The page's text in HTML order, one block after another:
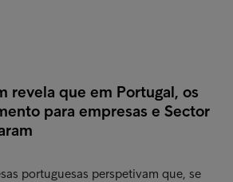
revela que em Portugal, os
para empresas e Sector
portuguesas perspetivam que, se